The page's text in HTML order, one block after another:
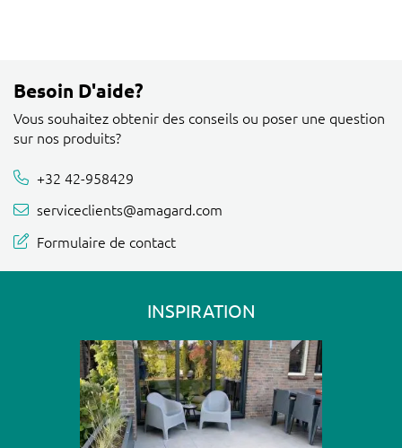
Besoin D'aide?
Vous souhaitez obtenir des conseils ou poser une question
sur nos produits?
+32 42-958429
serviceclients@amagard.com
Formulaire de contact
INSPIRATION